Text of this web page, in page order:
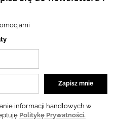
informacji handlowych w
Politykę Prywatności.